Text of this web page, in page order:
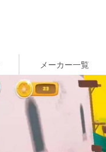
メーカー一覧